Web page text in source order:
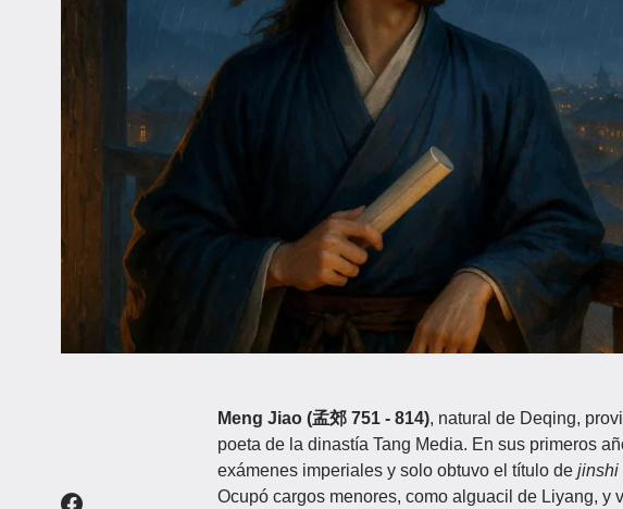
Meng Jiao (孟郊 751 - 814), natural de Deqing,
poeta de la dinastía Tang Media. En sus primeros
exámenes imperiales y solo obtuvo el título de jinshi
Ocupó cargos menores, como alguacil de Liyang, y